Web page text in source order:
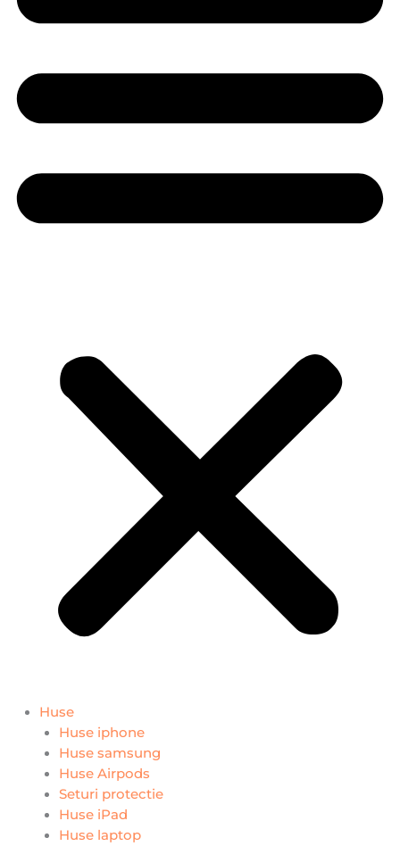
Huse
Huse iphone
Huse samsung
Huse Airpods
Seturi protectie
Huse iPad
Huse laptop